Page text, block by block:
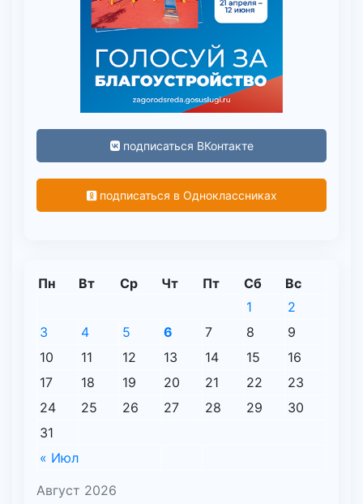
подписаться ВКонтакте
подписаться в Одноклассниках
Август 2026
Пн Вт Ср Чт Пт Сб Вс
« Июл
1
2
3
4 5 6 7 8
9
10
11 12 13 14 15
16
17
18 19 20 21 22
23
24
25 26 27 28 29
30
31